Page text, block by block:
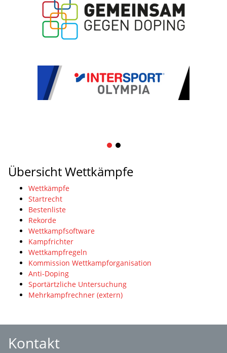
1 2
Übersicht Wettkämpfe
Wettkämpfe
Startrecht
Bestenliste
Rekorde
Wettkampfsoftware
Kampfrichter
Wettkampfregeln
Kommission Wettkampforganisation
Anti-Doping
Sportärtzliche Untersuchung
Mehrkampfrechner (extern)
Kontakt